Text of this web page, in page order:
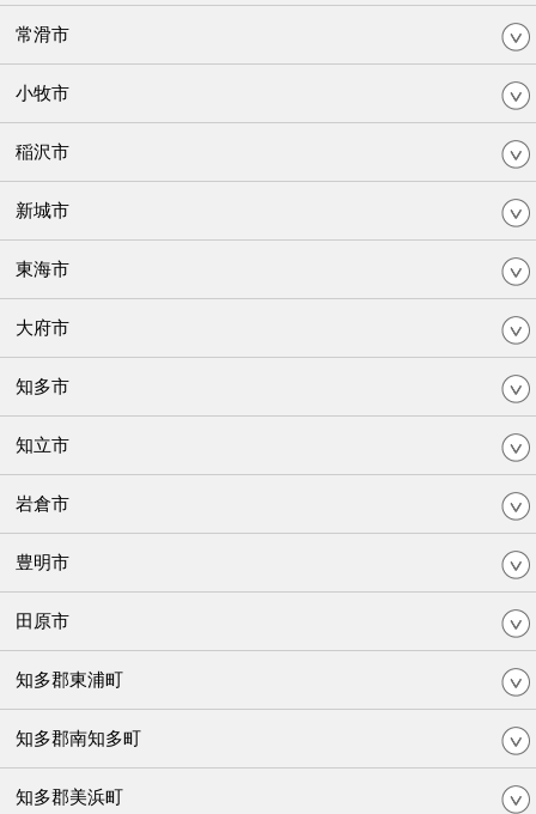
常滑市
小牧市
稲沢市
新城市
東海市
大府市
知多市
知立市
岩倉市
豊明市
田原市
知多郡東浦町
知多郡南知多町
知多郡美浜町